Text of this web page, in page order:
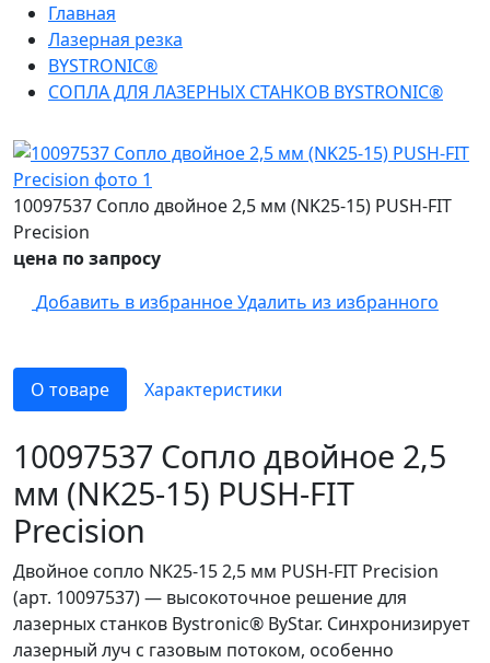
Главная
Лазерная резка
BYSTRONIC®
СОПЛА ДЛЯ ЛАЗЕРНЫХ СТАНКОВ BYSTRONIC®
10097537 Сопло двойное 2,5 мм (NK25-15) PUSH-FIT
Precision
цена по запросу
Добавить в избранноеУдалить из избранного
О товаре Характеристики
10097537 Сопло двойное 2,5
мм (NK25-15) PUSH-FIT
Precision
Двойное сопло NK25-15 2,5 мм PUSH-FIT Precision
(арт. 10097537) — высокоточное решение для
лазерных станков Bystronic® ByStar. Синхронизирует
лазерный луч с газовым потоком, особенно